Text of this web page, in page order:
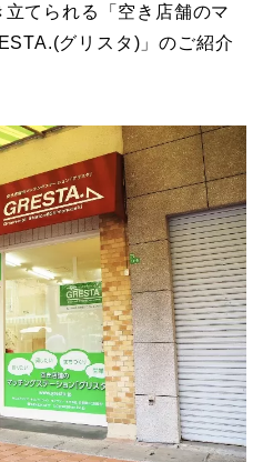
てられる「空き店舗のマ
グリスタ)」のご紹介